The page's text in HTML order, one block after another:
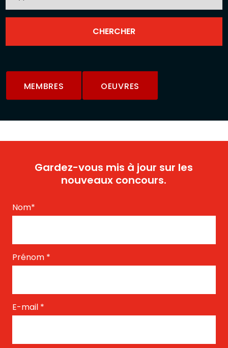
MEMBRES OEUVRES
Gardez-vous mis à jour sur les
nouveaux concours.
Nom*
Prénom *
E-mail *